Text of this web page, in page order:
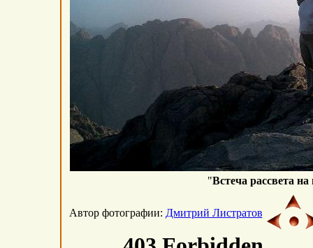
"Встеча рассвета
Автор фотографии: Дмитрий Листратов